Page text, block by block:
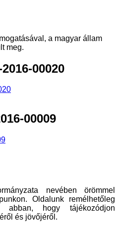
a magyar állam
meg.
00020
00009
nevében örömmel
Oldalunk remélhetőleg
abban, hogy tájékozódjon
és jövőjéről.